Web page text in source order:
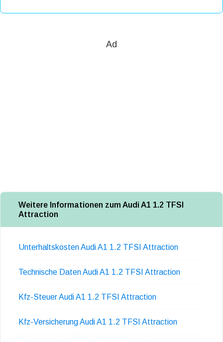
Ad
Weitere Informationen zum Audi A1 1.2 TFSI
Attraction
Unterhaltskosten Audi A1 1.2 TFSI Attraction
Technische Daten Audi A1 1.2 TFSI Attraction
Kfz-Steuer Audi A1 1.2 TFSI Attraction
Kfz-Versicherung Audi A1 1.2 TFSI Attraction